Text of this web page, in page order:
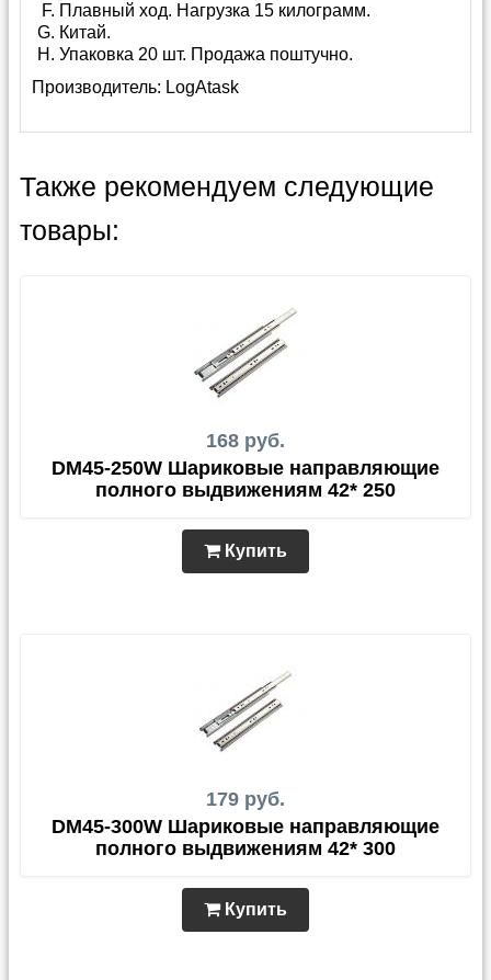
Плавный ход. Нагрузка 15 килограмм.
Китай.
Упаковка 20 шт. Продажа поштучно.
Производитель: LogAtask
Также рекомендуем следующие
товары:
168 руб.
DM45-250W Шариковые направляющие
полного выдвижениям 42* 250
Купить
179 руб.
DM45-300W Шариковые направляющие
полного выдвижениям 42* 300
Купить